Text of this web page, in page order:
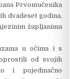
Prvomučenika
dvadeset godina,
župljanima
u očima i s
od svojih
i pojedinačno